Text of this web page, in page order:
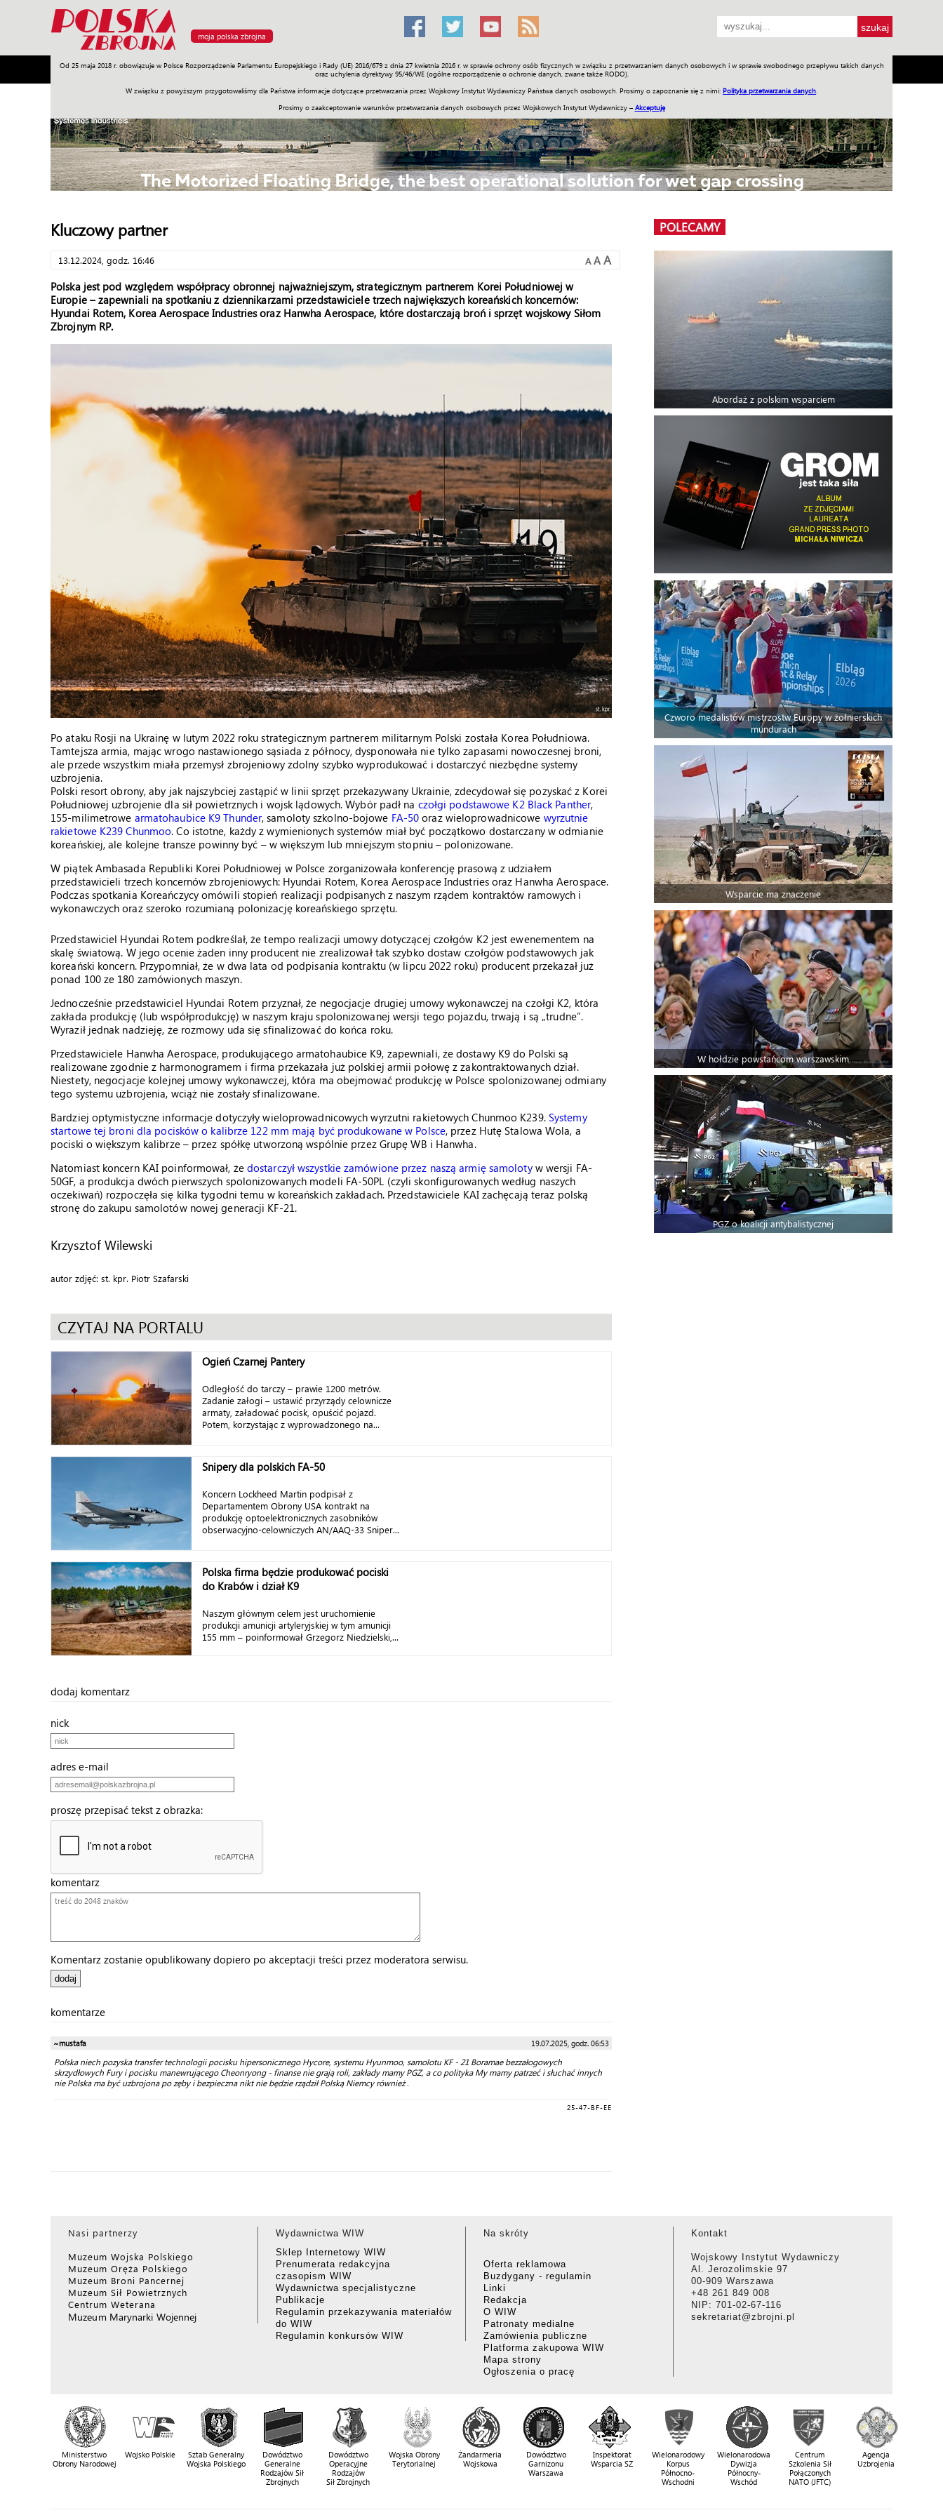
moja polska zbrojna
Od 25 maja 2018 r. obowiązuje w Polsce Rozporządzenie Parlamentu Europejskiego i Rady (UE) 2016/679 z dnia 27 kwietnia 2016 r. w sprawie ochrony osób fizycznych w związku z przetwarzaniem danych osobowych i w sprawie swobodnego przepływu takich danych
oraz uchylenia dyrektywy 95/46/WE (ogólne rozporządzenie o ochronie danych, zwane także RODO).
W związku z powyższym przygotowaliśmy dla Państwa informacje dotyczące przetwarzania przez Wojskowy Instytut Wydawniczy Państwa danych osobowych. Prosimy o zapoznanie się z nimi: Polityka przetwarzania danych
Prosimy o zaakceptowanie warunków przetwarzania danych osobowych przez Wojskowych Instytut Wydawniczy – Akceptuję
Armia Poligon Sprzęt Misje Polityka Prawo Świat Społeczność Sport Historia Galerie Wideo ENGLISH SKLEP Jednodniówki Praca w WIW
Kluczowy partner
13.12.2024, godz. 16:46 A A A
Polska jest pod względem współpracy obronnej najważniejszym, strategicznym partnerem Korei Południowej w
Europie – zapewniali na spotkaniu z dziennikarzami przedstawiciele trzech największych koreańskich koncernów:
Hyundai Rotem, Korea Aerospace Industries oraz Hanwha Aerospace, które dostarczają broń i sprzęt wojskowy Siłom
Zbrojnym RP.
Po ataku Rosji na Ukrainę w lutym 2022 roku strategicznym partnerem militarnym Polski została Korea Południowa.
Tamtejsza armia, mając wrogo nastawionego sąsiada z północy, dysponowała nie tylko zapasami nowoczesnej broni,
ale przede wszystkim miała przemysł zbrojeniowy zdolny szybko wyprodukować i dostarczyć niezbędne systemy
uzbrojenia.
Polski resort obrony, aby jak najszybciej zastąpić w linii sprzęt przekazywany Ukrainie, zdecydował się pozyskać z Korei
Południowej uzbrojenie dla sił powietrznych i wojsk lądowych. Wybór padł na czołgi podstawowe K2 Black Panther,
155-milimetrowe armatohaubice K9 Thunder, samoloty szkolno-bojowe FA-50 oraz wieloprowadnicowe wyrzutnie
rakietowe K239 Chunmoo. Co istotne, każdy z wymienionych systemów miał być początkowo dostarczany w odmianie
koreańskiej, ale kolejne transze powinny być – w większym lub mniejszym stopniu – polonizowane.
W piątek Ambasada Republiki Korei Południowej w Polsce zorganizowała konferencję prasową z udziałem
przedstawicieli trzech koncernów zbrojeniowych: Hyundai Rotem, Korea Aerospace Industries oraz Hanwha Aerospace.
Podczas spotkania Koreańczycy omówili stopień realizacji podpisanych z naszym rządem kontraktów ramowych i
wykonawczych oraz szeroko rozumianą polonizację koreańskiego sprzętu.
Przedstawiciel Hyundai Rotem podkreślał, że tempo realizacji umowy dotyczącej czołgów K2 jest ewenementem na
skalę światową. W jego ocenie żaden inny producent nie zrealizował tak szybko dostaw czołgów podstawowych jak
koreański koncern. Przypomniał, że w dwa lata od podpisania kontraktu (w lipcu 2022 roku) producent przekazał już
ponad 100 ze 180 zamówionych maszyn.
Jednocześnie przedstawiciel Hyundai Rotem przyznał, że negocjacje drugiej umowy wykonawczej na czołgi K2, która
zakłada produkcję (lub współprodukcję) w naszym kraju spolonizowanej wersji tego pojazdu, trwają i są „trudne”.
Wyraził jednak nadzieję, że rozmowy uda się sfinalizować do końca roku.
Przedstawiciele Hanwha Aerospace, produkującego armatohaubice K9, zapewniali, że dostawy K9 do Polski są
realizowane zgodnie z harmonogramem i firma przekazała już polskiej armii połowę z zakontraktowanych dział.
Niestety, negocjacje kolejnej umowy wykonawczej, która ma obejmować produkcję w Polsce spolonizowanej odmiany
tego systemu uzbrojenia, wciąż nie zostały sfinalizowane.
Bardziej optymistyczne informacje dotyczyły wieloprowadnicowych wyrzutni rakietowych Chunmoo K239. Systemy
startowe tej broni dla pocisków o kalibrze 122 mm mają być produkowane w Polsce, przez Hutę Stalowa Wola, a
pociski o większym kalibrze – przez spółkę utworzoną wspólnie przez Grupę WB i Hanwha.
Natomiast koncern KAI poinformował, że dostarczył wszystkie zamówione przez naszą armię samolotyw wersji FA-
50GF, a produkcja dwóch pierwszych spolonizowanych modeli FA-50PL (czyli skonfigurowanych według naszych
oczekiwań) rozpoczęła się kilka tygodni temu w koreańskich zakładach. Przedstawiciele KAI zachęcają teraz polską
stronę do zakupu samolotów nowej generacji KF-21.
Krzysztof Wilewski
autor zdjęć: st. kpr. Piotr Szafarski
CZYTAJ NA PORTALU
Ogień Czarnej Pantery
Odległość do tarczy – prawie 1200 metrów.
Zadanie załogi – ustawić przyrządy celownicze
armaty, załadować pocisk, opuścić pojazd.
Potem, korzystając z wyprowadzonego na...
Snipery dla polskich FA-50
Koncern Lockheed Martin podpisał z
Departamentem Obrony USA kontrakt na
produkcję optoelektronicznych zasobników
obserwacyjno-celowniczych AN/AAQ-33 Sniper...
Polska firma będzie produkować pociski
do Krabów i dział K9
Naszym głównym celem jest uruchomienie
produkcji amunicji artyleryjskiej w tym amunicji
155 mm – poinformował Grzegorz Niedzielski,...
dodaj komentarz
nick
adres e-mail
proszę przepisać tekst z obrazka:
komentarz
Komentarz zostanie opublikowany dopiero po akceptacji treści przez moderatora serwisu.
komentarze
~mustafa 19.07.2025, godz. 06:53
Polska niech pozyska transfer technologii pocisku hipersonicznego Hycore, systemu Hyunmoo, samolotu KF - 21 Boramae bezzałogowych
skrzydłowych Fury i pocisku manewrującego Cheonryong - finanse nie grają roli, zakłady mamy PGZ, a co polityka My mamy patrzeć i słuchać innych
nie Polska ma być uzbrojona po zęby i bezpieczna nikt nie będzie rządził Polską Niemcy również .
25-47-BF-EE
POLECAMY
Abordaż z polskim wsparciem
Czworo medalistów mistrzostw Europy w żołnierskich
mundurach
Wsparcie ma znaczenie
W hołdzie powstańcom warszawskim
PGZ o koalicji antybalistycznej
Nasi partnerzy
Muzeum Wojska Polskiego
Muzeum Oręża Polskiego
Muzeum Broni Pancernej
Muzeum Sił Powietrznych
Centrum Weterana
Muzeum Marynarki Wojennej
Wydawnictwa WIW
Sklep Internetowy WIW
Prenumerata redakcyjna
czasopism WIW
Wydawnictwa specjalistyczne
Publikacje
Regulamin przekazywania materiałów
do WIW
Regulamin konkursów WIW
Na skróty
Oferta reklamowa
Buzdygany - regulamin
Linki
Redakcja
O WIW
Patronaty medialne
Zamówienia publiczne
Platforma zakupowa WIW
Mapa strony
Ogłoszenia o pracę
Kontakt
Wojskowy Instytut Wydawniczy
Al. Jerozolimskie 97
00-909 Warszawa
+48 261 849 008
NIP: 701-02-67-116
sekretariat@zbrojni.pl
Ministerstwo
Obrony Narodowej
Wojsko Polskie
Sztab Generalny
Wojska Polskiego
Dowództwo
Generalne
Rodzajów Sił
Zbrojnych
Dowództwo
Operacyjne
Rodzajów
Sił Zbrojnych
Wojska Obrony
Terytorialnej
Żandarmeria
Wojskowa
Dowództwo
Garnizonu
Warszawa
Inspektorat
Wsparcia SZ
Wielonarodowy
Korpus
Północno-
Wschodni
Wielonarodowa
Dywizja
Północny-
Wschód
Centrum
Szkolenia Sił
Połączonych
NATO (JFTC)
Agencja
Uzbrojenia